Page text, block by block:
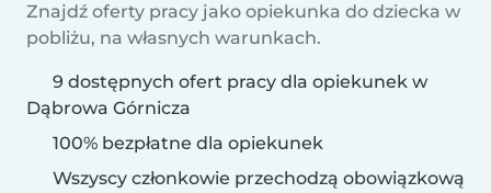
Znajdź oferty pracy jako opiekunka do dziecka w
pobliżu, na własnych warunkach.
9 dostępnych ofert pracy dla opiekunek w
Dąbrowa Górnicza
100% bezpłatne dla opiekunek
Wszyscy członkowie przechodzą obowiązkową